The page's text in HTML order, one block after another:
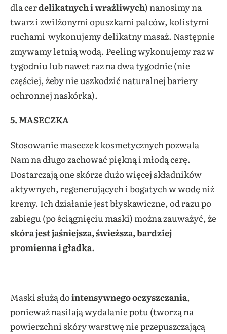
dla cerdelikatnych i wrażliwych) nanosimy na
twarz i zwilżonymi opuszkami palców, kolistymi
ruchami wykonujemy delikatny masaż. Następnie
zmywamy letnią wodą. Peeling wykonujemy raz w
tygodniu lub nawet raz na dwa tygodnie (nie
częściej, żeby nie uszkodzić naturalnej bariery
ochronnej naskórka).
5. MASECZKA
Stosowanie maseczek kosmetycznych pozwala
Nam na długo zachować piękną i młodą cerę.
Dostarczają one skórze dużo więcej składników
aktywnych, regenerujących i bogatych w wodę niż
kremy. Ich działanie jest błyskawiczne, od razu po
zabiegu (po ściągnięciu maski) można zauważyć, że
skóra jest jaśniejsza, świeższa, bardziej
promienna i gładka.
Maski służą dointensywnego oczyszczania,
ponieważ nasilają wydalanie potu (tworzą na
powierzchni skóry warstwę nie przepuszczającą